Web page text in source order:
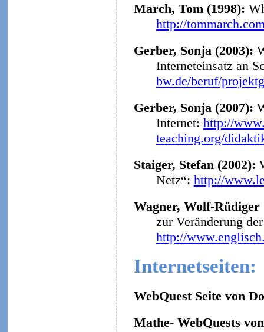
March, Tom (1998):
http://
Gerber, Sonja (2003):
Interneteinsatz an
bw.de/beruf/
Gerber, Sonja (2007):
Internet: http://
teaching.org/
Staiger, Stefan (2002):
Netz“: http://
Wagner, Wolf-
zur Veränderung
http://
Internetseiten:
WebQuest Seite von
Mathe- WebQuests